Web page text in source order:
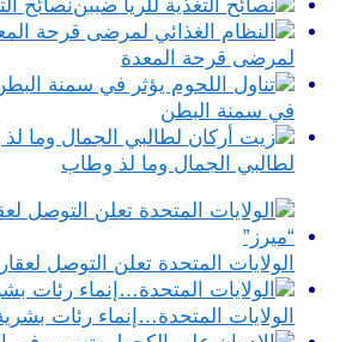
نصائح
لمرضى قرحة المعدة
في سمنة البطن
لطالبي الجمال وما لذ وطاب
الولايات المتحدة تعلن التوصل
الولايات المتحدة…إنماء رئات